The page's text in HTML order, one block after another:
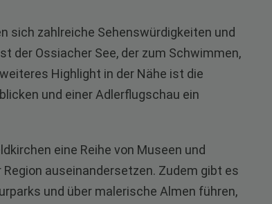
sich zahlreiche Sehenswürdigkeiten und
der Ossiacher See, der zum Schwimmen,
Highlight in der Nähe ist die
und einer Adlerflugschau ein
eine Reihe von Museen und
auseinandersetzen. Zudem gibt es
und über malerische Almen führen,